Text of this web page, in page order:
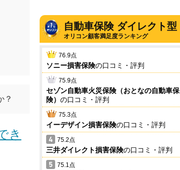
？
き
自動車保険 ダイレクト型
オリコン顧客満足度ランキング
76.9点
ソニー損害保険の口コミ・評判
75.9点
セゾン自動車火災保険（おとなの自動車保
険） の口コミ・評判
75.3点
イーデザイン損害保険の口コミ・評判
75.2点
三井ダイレクト損害保険の口コミ・評判
75.1点